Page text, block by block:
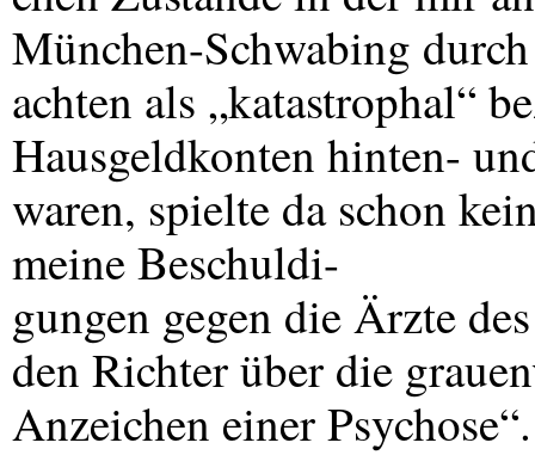
München-Schwabing
achten als „katastrophal“
Hausgeldkonten hinten-
waren, spielte da schon
meine Beschuldi-
gungen gegen die Ärzte
den Richter über die
Anzeichen einer Psychose“.